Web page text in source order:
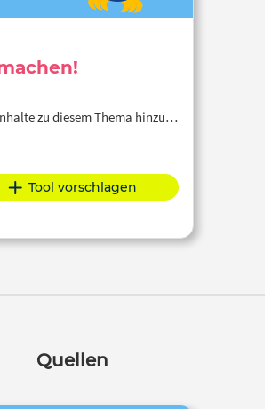
zu diesem Thema hinzu…
Tool vorschlagen
Quellen